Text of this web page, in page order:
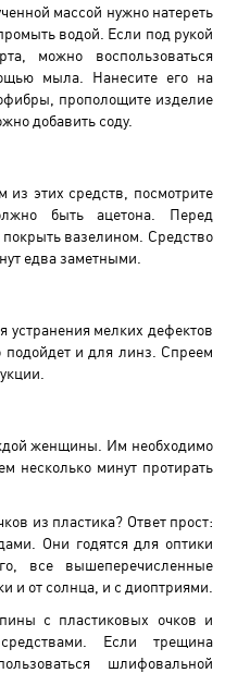
массой нужно натереть
водой. Если под рукой
можно воспользоваться
мыла. Нанесите его на
прополощите изделие
добавить соду.
из этих средств, посмотрите
быть ацетона. Перед
вазелином. Средство
едва заметными.
устранения мелких дефектов
подойдет и для линз. Спреем
женщины. Им необходимо
несколько минут протирать
из пластика? Ответ прост:
Они годятся для оптики
все вышеперечисленные
и от солнца, и с диоптриями.
с пластиковых очков и
Если трещина
шлифовальной